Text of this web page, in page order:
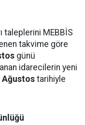
taleplerini MEBBİS
takvime göre
günü
idarecilerin yeni
Ağustostarihiyle